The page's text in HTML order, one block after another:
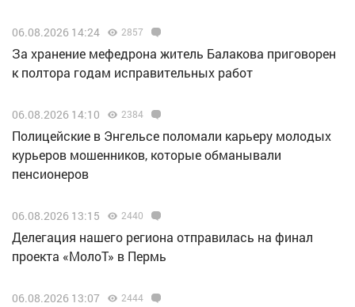
06.08.2026 14:24 2857
За хранение мефедрона житель Балакова приговорен
к полтора годам исправительных работ
06.08.2026 14:10 2384
Полицейские в Энгельсе поломали карьеру молодых
курьеров мошенников, которые обманывали
пенсионеров
06.08.2026 13:15 2440
Делегация нашего региона отправилась на финал
проекта «МолоТ» в Пермь
06.08.2026 13:07 2444